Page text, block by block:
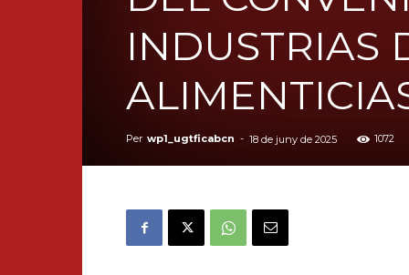
INDUSTRIAS
Per wp1_ugtficabcn - 18 de juny de 2025 1072